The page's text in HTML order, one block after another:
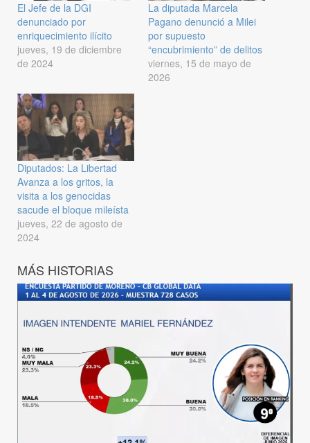
El Jefe de la DGI
denunciado por
enriquecimiento ilícito
jueves, 19 de diciembre
de 2024
La diputada Marcela
Pagano denunció a Milei
por supuesto
“encubrimiento” de delitos
viernes, 15 de mayo de
2026
Diputados: La Libertad
Avanza a los gritos, la
visita a los genocidas
sacude el bloque mileísta
jueves, 22 de agosto de
2024
MÁS HISTORIAS